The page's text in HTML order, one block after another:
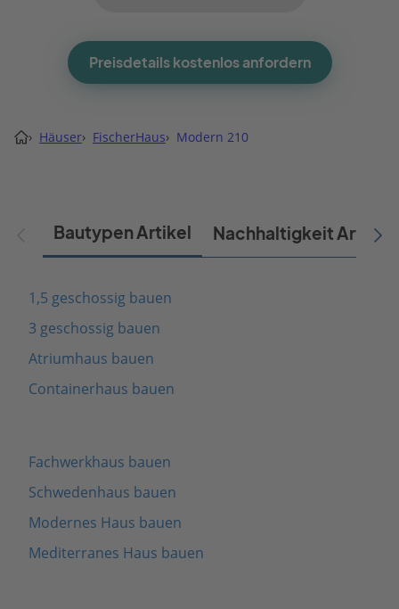
Preisdetails kostenlos anfordern
› Häuser› FischerHaus› Modern 210
Bautypen Artikel Nachhaltigkeit Artikel
1,5 geschossig bauen
3 geschossig bauen
Atriumhaus bauen
Containerhaus bauen
Fachwerkhaus bauen
Schwedenhaus bauen
Modernes Haus bauen
Mediterranes Haus bauen